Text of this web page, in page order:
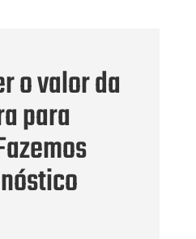
o valor da
para